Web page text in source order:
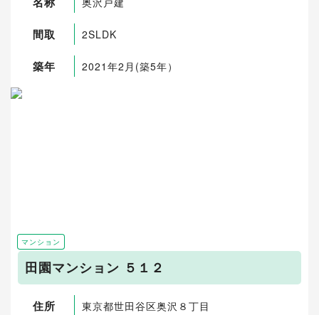
間取 2SLDK
築年 2021年2月(築5年）
マンション
田園マンション ５１２
住所 東京都世田谷区奥沢８丁目